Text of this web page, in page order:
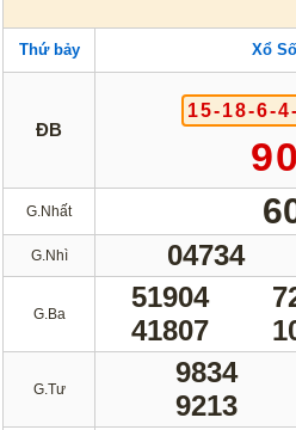
Thứ bảy Xổ
ĐB
15-18-6-
G.Nhất
G.Nhì 04734
G.Ba
51904
41807
G.Tư
9834
9213